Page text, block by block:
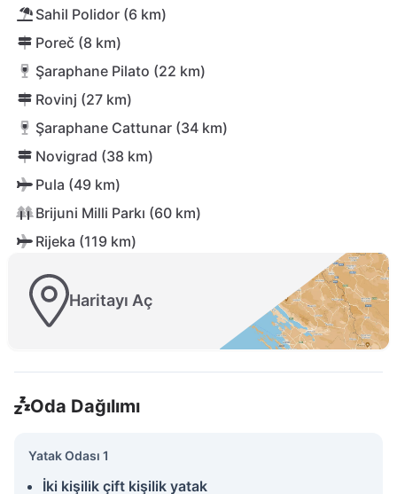
Sahil Polidor (6 km)
Poreč (8 km)
Şaraphane Pilato (22 km)
Rovinj (27 km)
Şaraphane Cattunar (34 km)
Novigrad (38 km)
Pula (49 km)
Brijuni Milli Parkı (60 km)
Rijeka (119 km)
Haritayı Aç
Oda Dağılımı
Yatak Odası 1
İki kişilik çift kişilik yatak